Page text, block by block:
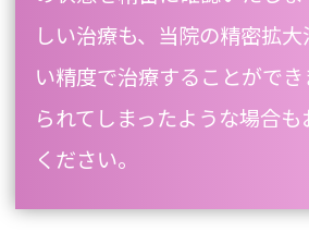
しい治療も、当院の精密拡
い精度で治療することがで
られてしまったような場合
ください。